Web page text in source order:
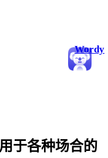
Wordy
于各种场合的